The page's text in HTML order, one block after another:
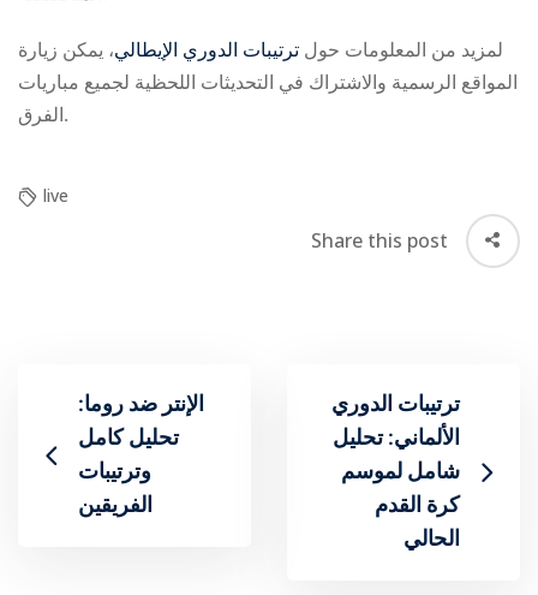
لمزيد من المعلومات حول ترتيبات الدوري الإيطالي، يمكن زيارة
المواقع الرسمية والاشتراك في التحديثات اللحظية لجميع مباريات
الفرق.
live
Share this post
الإنتر ضد روما:
تحليل كامل
وترتيبات
الفريقين
ترتيبات الدوري
الألماني: تحليل
شامل لموسم
كرة القدم
الحالي